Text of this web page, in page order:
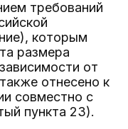
требований
которым
размера
от
отнесено к
совместно с
пункта 23).